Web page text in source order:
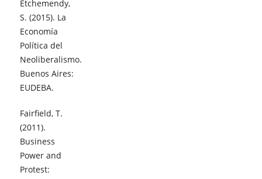
Etchemendy,
S. (2015). La
Economía
Política del
Neoliberalismo.
Buenos Aires:
EUDEBA.
Fairfield, T.
(2011).
Business
Power and
Protest: